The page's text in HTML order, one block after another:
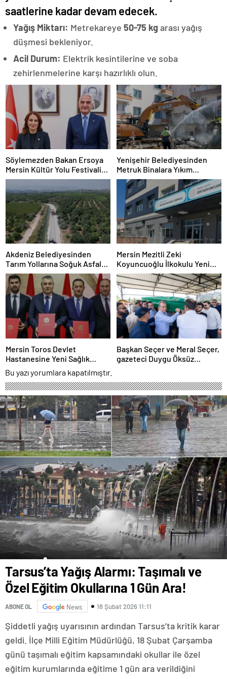
saatlerine kadar devam edecek.
Yağış Miktarı: Metrekareye 50-75 kg arası yağış
düşmesi bekleniyor.
Acil Durum: Elektrik kesintilerine ve soba
zehirlenmelerine karşı hazırlıklı olun.
Söylemezden Bakan Ersoya
Mersin Kültür Yolu Festivali
Önerisi
Yenişehir Belediyesinden
Metruk Binalara Yıkım
Operasyonu
Akdeniz Belediyesinden
Tarım Yollarına Soğuk Asfalt
Hamlesi
Mersin Mezitli Zeki
Koyuncuoğlu İlkokulu Yeni
Binasına Kavuşuyor
Mersin Toros Devlet
Hastanesine Yeni Sağlık
Üniteleri Kuruluyor
Başkan Seçer ve Meral Seçer,
gazeteci Duygu Öksüz
Bu yazı yorumlara kapatılmıştır.
Tarsus’ta Yağış Alarmı: Taşımalı ve
Özel Eğitim Okullarına 1 Gün Ara!
ABONE OL News 18 Şubat 2026 11:11
Şiddetli yağış uyarısının ardından Tarsus’ta kritik karar
geldi. İlçe Milli Eğitim Müdürlüğü, 18 Şubat Çarşamba
günü taşımalı eğitim kapsamındaki okullar ile özel
eğitim kurumlarında eğitime 1 gün ara verildiğini